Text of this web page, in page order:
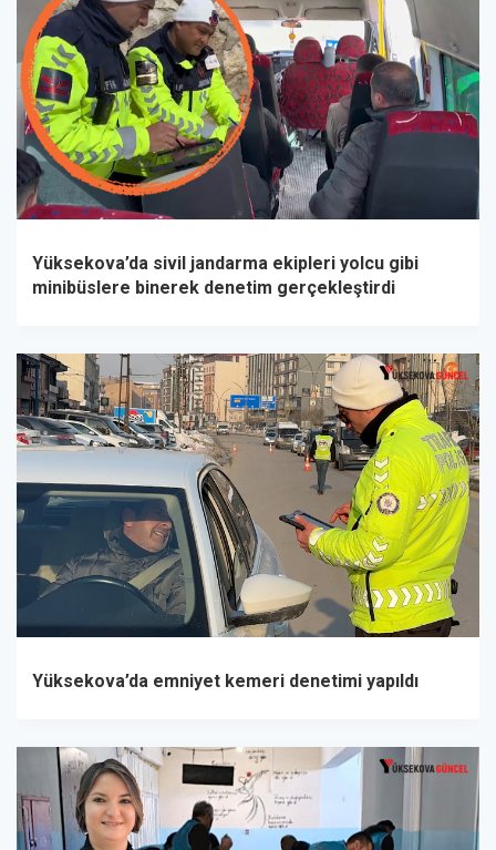
Yüksekova’da sivil jandarma ekipleri yolcu gibi
minibüslere binerek denetim gerçekleştirdi
Yüksekova’da emniyet kemeri denetimi yapıldı